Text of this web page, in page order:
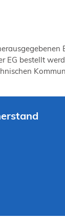
EG bestellt